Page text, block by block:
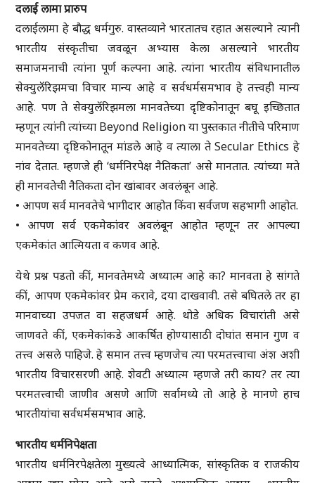
दलाई लामा प्रारुप
दलाईलामा हे बौद्ध धर्मगुरु. वास्तव्याने भारतातच रहात असल्याने त्यानी
भारतीय संस्कृतीचा जवळून अभ्यास केला असल्याने भारतीय
समाजमनाची त्यांना पूर्ण कल्पना आहे. त्यांना भारतीय संविधानातील
सेक्युलॅरिझमचा विचार मान्य आहे व सर्वधर्मसमभाव हे तत्त्वही मान्य
आहे. पण ते सेक्युलॅरिझमला मानवतेच्या दृष्टिकोनातून बघू इच्छितात
म्हणून त्यांनी त्यांच्या Beyond Religion या पुस्तकात नीतीचे परिमाण
मानवतेच्या दृष्टिकोनातून मांडले आहे व त्याला ते Secular Ethics हे
नांव देतात. म्हणजे ही ‘धर्मनिरपेक्ष नैतिकता’ असे मानतात. त्यांच्या मते
ही मानवतेची नैतिकता दोन खांबावर अवलंबून आहे.
• आपण सर्व मानवतेचे भागीदार आहोत किंवा सर्वजण सहभागी आहोत.
• आपण सर्व एकमेकांवर अवलंबून आहोत म्हणून तर आपल्या
एकमेकांत आत्मियता व कणव आहे.
येथे प्रश्न पडतो कीं, मानवतेमध्ये अध्यात्म आहे का? मानवता हे सांगते
कीं, आपण एकमेकांवर प्रेम करावे, दया दाखवावी. तसे बघितले तर हा
मानवाच्या उपजत वा सहजधर्म आहे. थोडे अधिक विचारांती असे
जाणवते कीं, एकमेकांकडे आकर्षित होण्यासाठी दोघांत समान गुण व
तत्त्व असले पाहिजे. हे समान तत्त्व म्हणजेच त्या परमतत्त्वाचा अंश अशी
भारतीय विचारसरणी आहे. शेवटी अध्यात्म म्हणजे तरी काय? तर त्या
परमतत्त्वाची जाणीव असणे आणि सर्वामध्ये तो आहे हे मानणे हाच
भारतीयांचा सर्वधर्मसमभाव आहे.
भारतीय धर्मनिपेक्षता
भारतीय धर्मनिरपेक्षतेला मुख्यत्वे आध्यात्मिक, सांस्कृतिक व राजकीय